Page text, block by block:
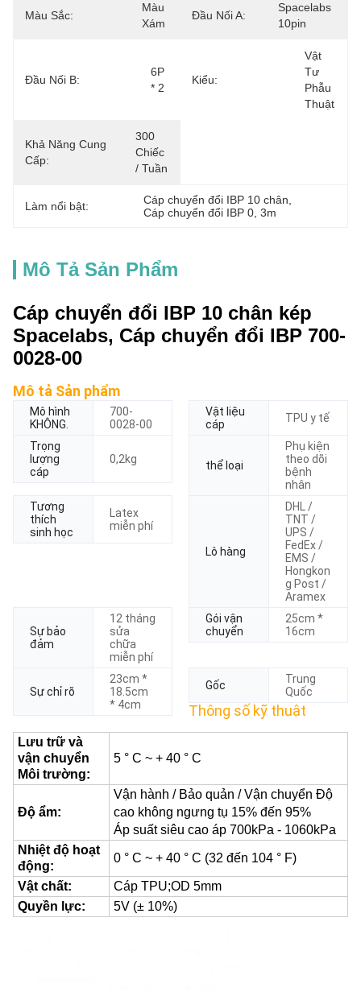
Màu Sắc:
Màu
Xám
Đầu Nối A:
Spacelabs
10pin
Đầu Nối B:
6P
* 2
Kiểu:
Vật
Tư
Phẫu
Thuật
Khả Năng Cung
Cấp:
300
Chiếc
/ Tuần
Làm nổi bật: Cáp chuyển đổi IBP 10 chân
Cáp chuyển đổi IBP 0 , 3m
Mô Tả Sản Phẩm
Cáp chuyển đổi IBP 10 chân kép
Spacelabs, Cáp chuyển đổi IBP 700-
0028-00
Mô tả Sản phẩm
Mô hình
KHÔNG.
700-
0028-00
Vật liệu
cáp
TPU y tế
Trọng
lượng
cáp
0,2kg thể loại
Phụ kiện
theo dõi
bệnh
nhân
Tương
thích
sinh học
Latex
miễn phí
Lô hàng
DHL /
TNT /
UPS /
FedEx /
EMS /
Hongkon
g Post /
Aramex
Sự bảo
đảm
12 tháng
sửa
chữa
miễn phí
Gói vận
chuyển
25cm *
16cm
Sự chỉ rõ
23cm *
18.5cm
* 4cm
Gốc
Trung
Quốc
Thông số kỹ thuật
Lưu trữ và
vận chuyển
Môi trường:
5 ° C ~ + 40 ° C
Độ ẩm:
Vận hành / Bảo quản / Vận chuyển Độ
cao không ngưng tụ 15% đến 95%
Áp suất siêu cao áp 700kPa - 1060kPa
Nhiệt độ hoạt
động:
0 ° C ~ + 40 ° C (32 đến 104 ° F)
Vật chất:
Cáp TPU;OD 5mm
Quyền lực:
5V (± 10%)